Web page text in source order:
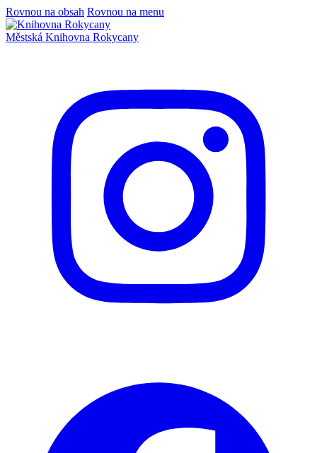
Rovnou na obsah Rovnou na menu
Městská Knihovna Rokycany